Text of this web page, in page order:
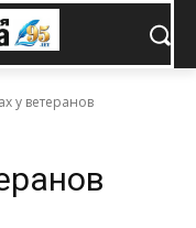
у ветеранов